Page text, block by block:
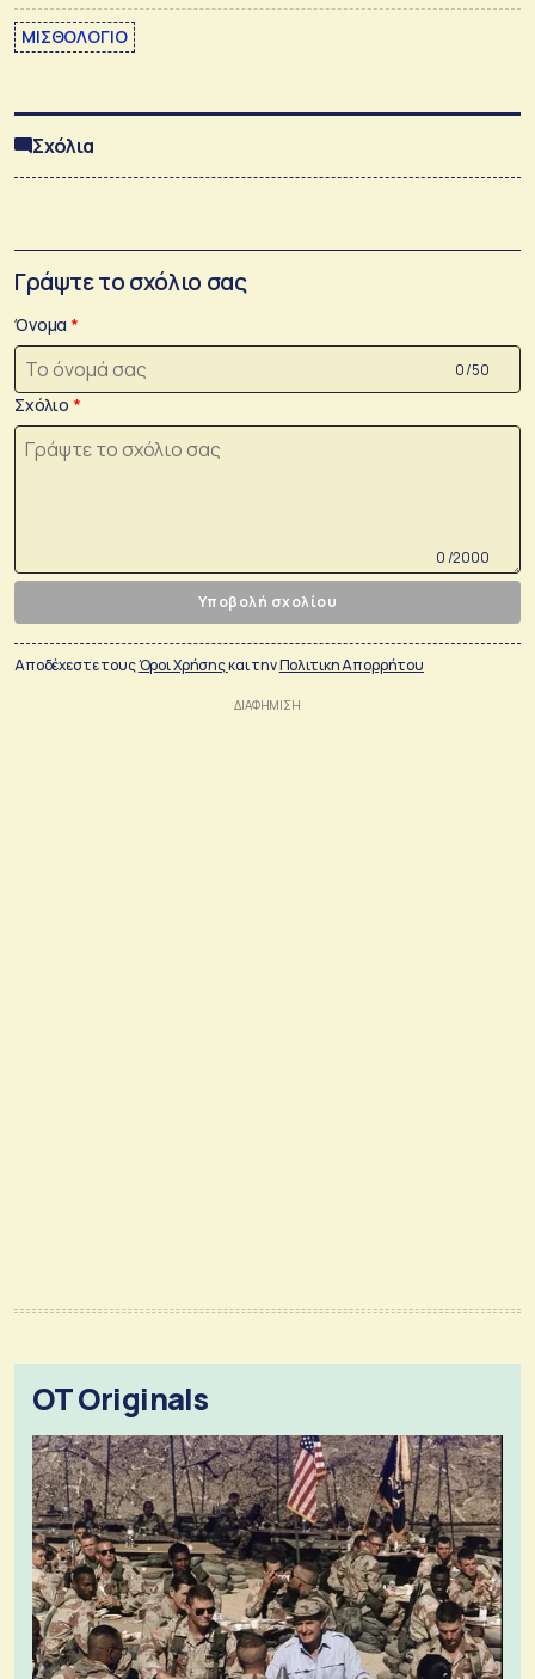
ΜΙΣΘΟΛΟΓΙΟ
Σχόλια
Γράψτε το σχόλιο σας
Όνομα
0 /50
Σχόλιο
0 /2000
Υποβολή σχολίου
Αποδέχεστε τουςΌροι Χρήσηςκαι τηνΠολιτικη Απορρήτου
OT Originals